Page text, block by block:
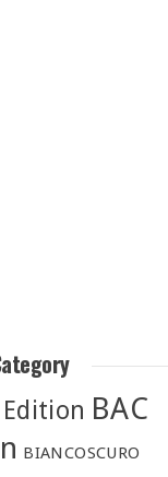
Edition BAC
BIANCOSCURO